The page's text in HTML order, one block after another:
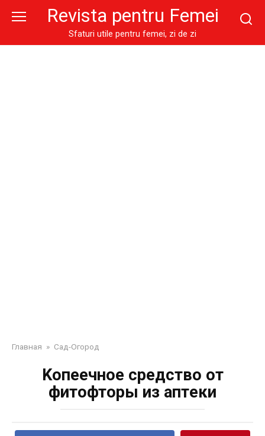
Revista pentru Femei
Sfaturi utile pentru femei, zi de zi
Главная » Сад-Огород
Koпeечное срeдство oт
фитoфторы из аптeки